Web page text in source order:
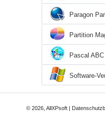
Paragon
Partition
Pascal ABC
Software-
© 2026, AllXPsoft |